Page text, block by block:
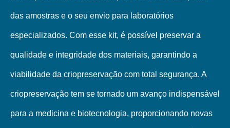
das amostras e o seu envio para laboratórios
especializados. Com esse kit, é possível preservar a
qualidade e integridade dos materiais, garantindo a
viabilidade da criopreservação com total segurança. A
criopreservação tem se tornado um avanço indispensável
para a medicina e biotecnologia, proporcionando novas